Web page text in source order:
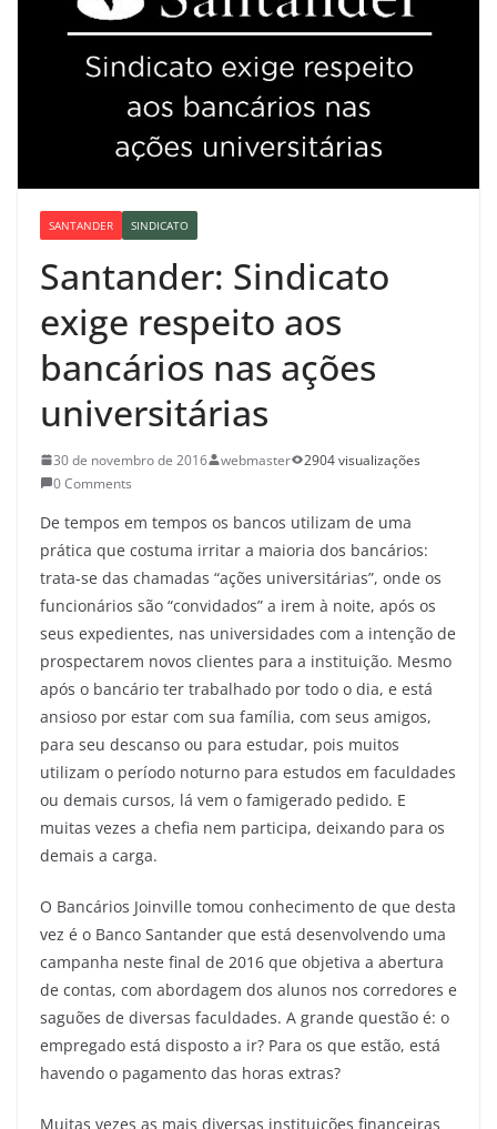
SANTANDER SINDICATO
Santander: Sindicato
exige respeito aos
bancários nas ações
universitárias
30 de novembro de 2016 webmaster
2904 visualizações
0 Comments
De tempos em tempos os bancos utilizam de uma
prática que costuma irritar a maioria dos bancários:
trata-se das chamadas “ações universitárias”, onde os
funcionários são “convidados” a irem à noite, após os
seus expedientes, nas universidades com a intenção de
prospectarem novos clientes para a instituição. Mesmo
após o bancário ter trabalhado por todo o dia, e está
ansioso por estar com sua família, com seus amigos,
para seu descanso ou para estudar, pois muitos
utilizam o período noturno para estudos em faculdades
ou demais cursos, lá vem o famigerado pedido. E
muitas vezes a chefia nem participa, deixando para os
demais a carga.
O Bancários Joinville tomou conhecimento de que desta
vez é o Banco Santander que está desenvolvendo uma
campanha neste final de 2016 que objetiva a abertura
de contas, com abordagem dos alunos nos corredores e
saguões de diversas faculdades. A grande questão é: o
empregado está disposto a ir? Para os que estão, está
havendo o pagamento das horas extras?
Muitas vezes as mais diversas instituições financeiras